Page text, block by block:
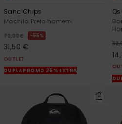
Sand Chips
Mochila Preto homem
70,00 € 55%
31,50 €
OUTLET
DUPLA PROMO 25% EXTRA